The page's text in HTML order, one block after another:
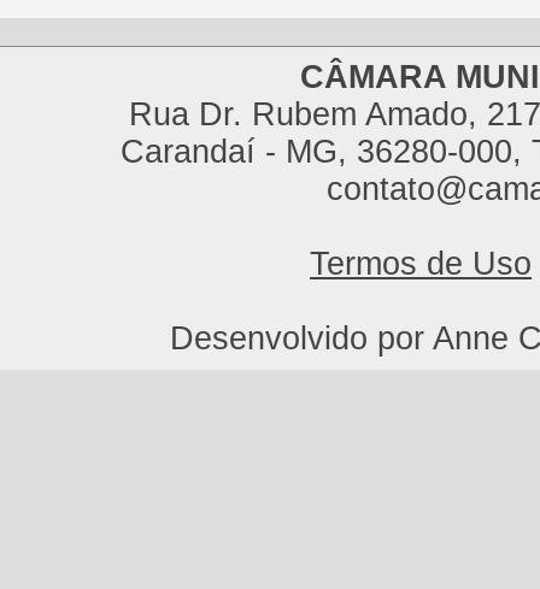
CÂMARA
Rua Dr. Rubem Amado,
Carandaí - MG, 36280-000,
Termos de Uso
Desenvolvido por Anne